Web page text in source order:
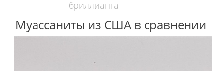
бриллианта
Муассаниты из США в сравнении